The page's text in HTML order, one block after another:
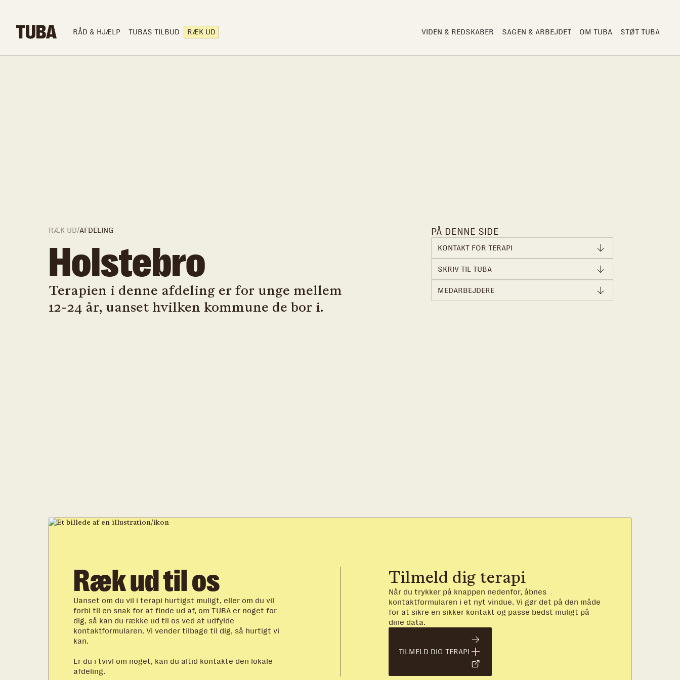
RÅD & HJÆLP TUBAS TILBUD RÆK UD VIDEN & REDSKABER SAGEN & ARBEJDET OM TUBA STØT TUBA
RÆK UD/AFDELING
Holstebro
Terapien i denne afdeling er for unge mellem
12-24 år, uanset hvilken kommune de bor i.
PÅ DENNE SIDE
KONTAKT FOR TERAPI
SKRIV TIL TUBA
MEDARBEJDERE
Ræk ud til os
Uanset om du vil i terapi hurtigst muligt, eller om du vil
forbi til en snak for at finde ud af, om TUBA er noget for
dig, så kan du række ud til os ved at udfylde
kontaktformularen. Vi vender tilbage til dig, så hurtigt vi
kan.
Er du i tvivl om noget, kan du altid kontakte den lokale
afdeling.
Tilmeld dig terapi
Når du trykker på knappen nedenfor, åbnes
kontaktformularen i et nyt vindue. Vi gør det på den måde
for at sikre en sikker kontakt og passe bedst muligt på
dine data.
TILMELD DIG TERAPI